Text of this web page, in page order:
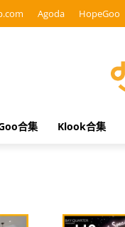
Agoda HopeGoo
合集 Klook合集